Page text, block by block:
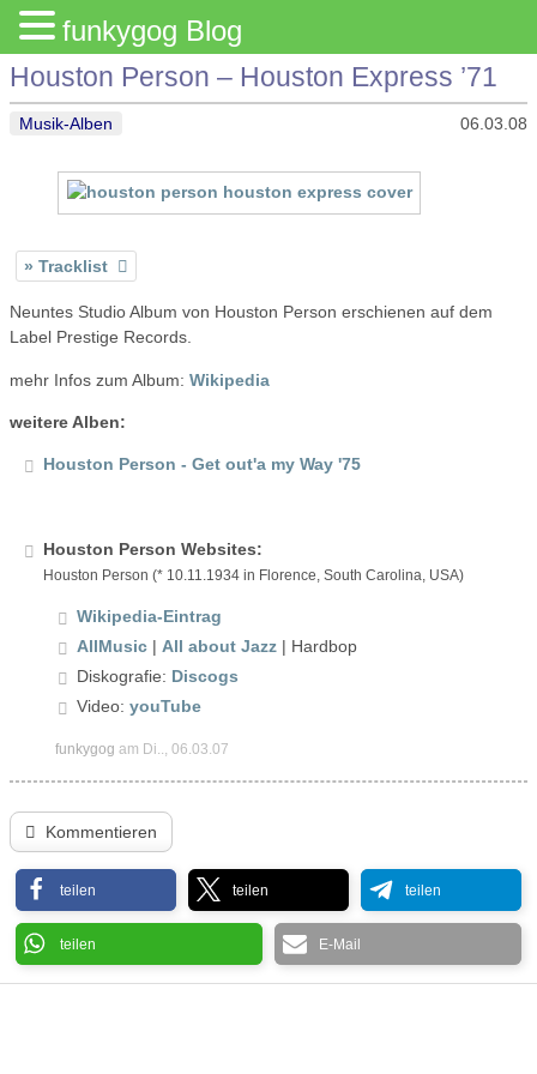
Houston Person – Houston Express ’71
Musik-Alben 06.03.08
Tracklist
Neuntes Studio Album von Houston Person erschienen auf dem
Label Prestige Records.
mehr Infos zum Album: Wikipedia
weitere Alben:
Houston Person - Get out'a my Way '75
Houston Person Websites:
Houston Person (* 10.11.1934 in Florence, South Carolina, USA)
Wikipedia-Eintrag
AllMusic | All about Jazz | Hardbop
Diskografie: Discogs
Video: youTube
funkygog am Di.., 06.03.07
Kommentieren
teilen teilen teilen
teilen E-Mail
funkygog Blog